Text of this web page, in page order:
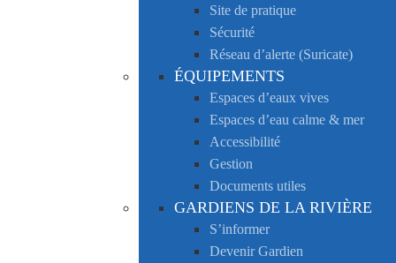
Site de pratique
Sécurité
Réseau d’alerte (Suricate)
ÉQUIPEMENTS
Espaces d’eaux vives
Espaces d’eau calme & mer
Accessibilité
Gestion
Documents utiles
GARDIENS DE LA RIVIÈRE
S’informer
Devenir Gardien